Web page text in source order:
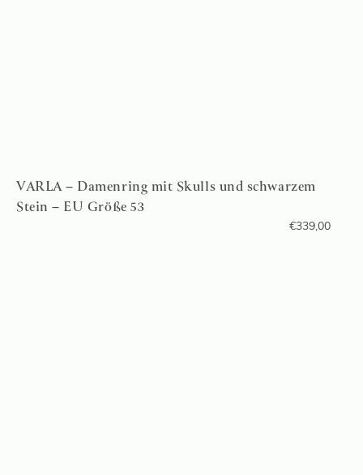
VARLA – Damenring mit Skulls und schwarzem
Stein – EU Größe 53
€339,00